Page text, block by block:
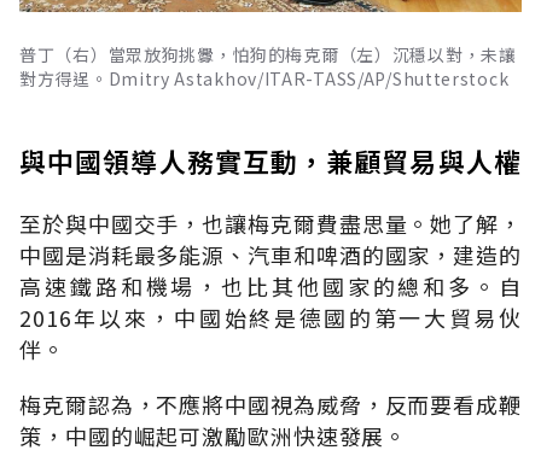
普丁（右）當眾放狗挑釁，怕狗的梅克爾（左）沉穩以對，未讓
對方得逞。Dmitry Astakhov/ITAR-TASS/AP/Shutterstock
與中國領導人務實互動，兼顧貿易與人權
至於與中國交手，也讓梅克爾費盡思量。她了解，
中國是消耗最多能源、汽車和啤酒的國家，建造的
高速鐵路和機場，也比其他國家的總和多。自
2016年以來，中國始終是德國的第一大貿易伙
伴。
梅克爾認為，不應將中國視為威脅，反而要看成鞭
策，中國的崛起可激勵歐洲快速發展。